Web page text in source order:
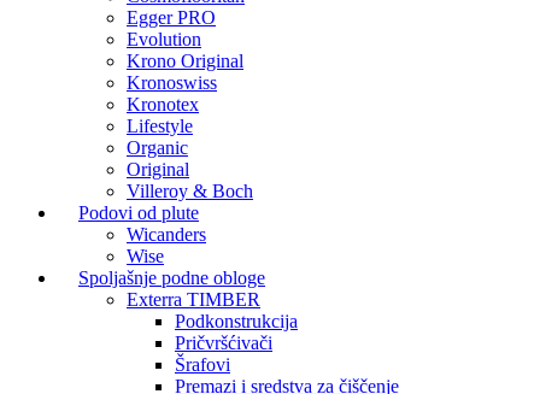
Egger PRO
Evolution
Krono Original
Kronoswiss
Kronotex
Lifestyle
Organic
Original
Villeroy & Boch
Podovi od plute
Wicanders
Wise
Spoljašnje podne obloge
Exterra TIMBER
Podkonstrukcija
Pričvršćivači
Šrafovi
Premazi i sredstva za čiščenje